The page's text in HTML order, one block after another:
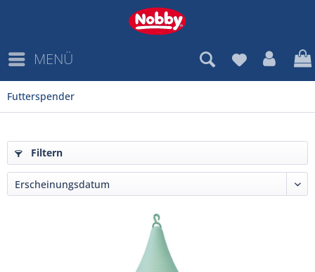
MENÜ
Futterspender
Filtern